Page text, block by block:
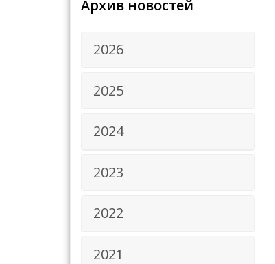
Архив новостей
2026
2025
2024
2023
2022
2021